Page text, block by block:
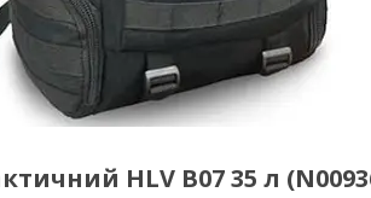
HLV B07 35 л